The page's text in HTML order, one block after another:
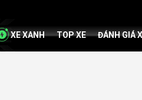
XE XANH TOP XE ĐÁNH GIÁ